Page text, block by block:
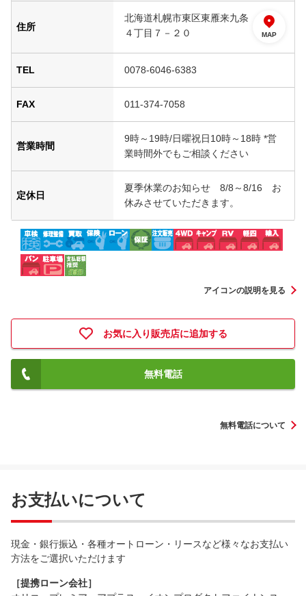
住所
北海道札幌市東区東雁来九条
４丁目７－２０
MAP
TEL 0078-6046-6383
FAX 011-374-7058
営業時間
9時～19時/日曜祝日10時～18時 *営
業時間外でもご相談ください
定休日
夏季休業のお知らせ 8/8～8/16 お
休みさせていただきます。
アイコンの説明を見る
お気に入り販売店に追加する
無料電話
無料電話について
お支払いについて
現金・銀行振込・各種オートローン・リースなど様々なお支払い
方法をご選択いただけます
［提携ローン会社］